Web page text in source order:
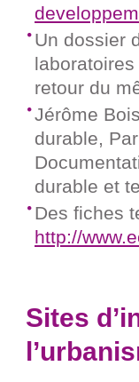
Un dossier
retour du
Jérôme
durable,
durable et
Des fiches
http://
Sites